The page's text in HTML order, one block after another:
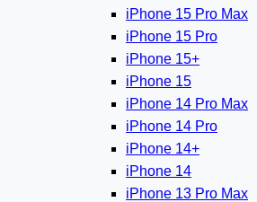
iPhone 15 Pro Max
iPhone 15 Pro
iPhone 15+
iPhone 15
iPhone 14 Pro Max
iPhone 14 Pro
iPhone 14+
iPhone 14
iPhone 13 Pro Max